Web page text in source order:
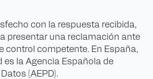
con la respuesta recibida,
presentar una reclamación ante
control competente. En España,
es la Agencia Española de
(AEPD).